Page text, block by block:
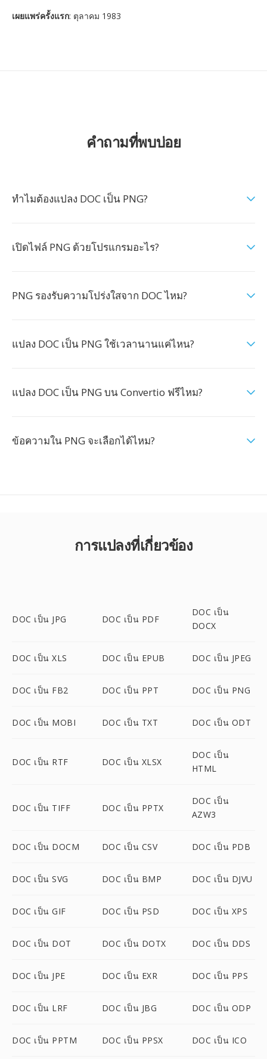
เผยแพร่ครั้งแรก: ตุลาคม 1983
คำถามที่พบบ่อย
ทำไมต้องแปลง DOC เป็น PNG?
เปิดไฟล์ PNG ด้วยโปรแกรมอะไร?
PNG รองรับความโปร่งใสจาก DOC ไหม?
แปลง DOC เป็น PNG ใช้เวลานานแค่ไหน?
แปลง DOC เป็น PNG บน Convertio ฟรีไหม?
ข้อความใน PNG จะเลือกได้ไหม?
การแปลงที่เกี่ยวข้อง
DOC เป็น JPG DOC เป็น PDF
DOC เป็น
DOCX
DOC เป็น XLS DOC เป็น EPUB DOC เป็น JPEG
DOC เป็น FB2 DOC เป็น PPT DOC เป็น PNG
DOC เป็น MOBI DOC เป็น TXT DOC เป็น ODT
DOC เป็น RTF DOC เป็น XLSX
DOC เป็น
HTML
DOC เป็น TIFF DOC เป็น PPTX
DOC เป็น
AZW3
DOC เป็น DOCM DOC เป็น CSV DOC เป็น PDB
DOC เป็น SVG DOC เป็น BMP DOC เป็น DJVU
DOC เป็น GIF DOC เป็น PSD DOC เป็น XPS
DOC เป็น DOT DOC เป็น DOTX DOC เป็น DDS
DOC เป็น JPE DOC เป็น EXR DOC เป็น PPS
DOC เป็น LRF DOC เป็น JBG DOC เป็น ODP
DOC เป็น PPTM DOC เป็น PPSX DOC เป็น ICO